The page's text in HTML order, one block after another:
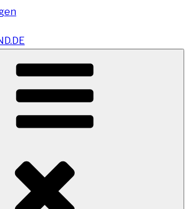
zum JadeWeserPort/Container